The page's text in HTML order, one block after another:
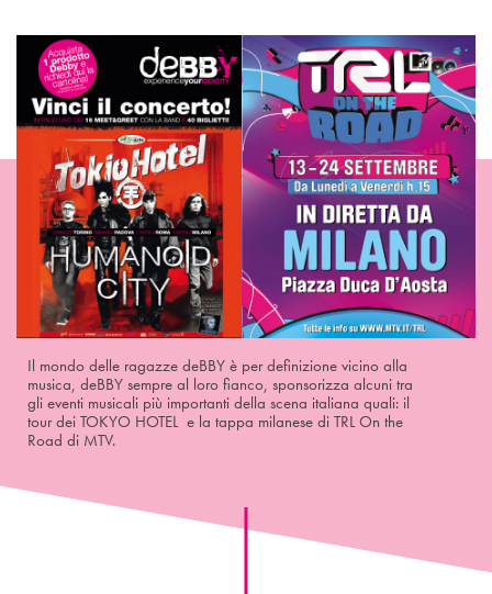
Il mondo delle ragazze deBBY è per definizione vicino alla
musica, deBBY sempre al loro fianco, sponsorizza alcuni tra
gli eventi musicali più importanti della scena italiana quali: il
tour dei TOKYO HOTEL e la tappa milanese di TRL On the
Road di MTV.